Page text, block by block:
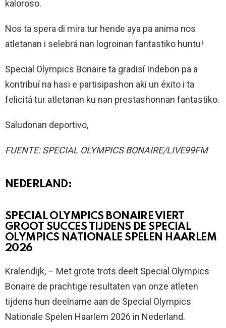
kaloroso.
Nos ta spera di mira tur hende aya pa anima nos
atletanan i selebrá nan logroinan fantastiko huntu!
Special Olympics Bonaire ta gradisí Indebon pa a
kontribuí na hasi e partisipashon aki un éxito i ta
felicitá tur atletanan ku nan prestashonnan fantastiko.
Saludonan deportivo,
FUENTE: SPECIAL OLYMPICS BONAIRE/LIVE99FM
NEDERLAND:
SPECIAL OLYMPICS BONAIRE VIERT
GROOT SUCCES TIJDENS DE SPECIAL
OLYMPICS NATIONALE SPELEN HAARLEM
2026
Kralendijk, – Met grote trots deelt Special Olympics
Bonaire de prachtige resultaten van onze atleten
tijdens hun deelname aan de Special Olympics
Nationale Spelen Haarlem 2026 in Nederland.